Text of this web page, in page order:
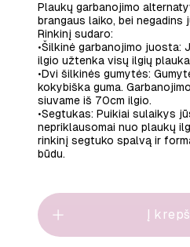
Plaukų garbanojimo
brangaus laiko, bei negadins
Rinkinį sudaro:
•Šilkinė garbanojimo juosta:
ilgio užtenka visų ilgių
•Dvi šilkinės gumytės:
kokybiška guma.
siuvame iš 70cm ilgio.
•Segtukas: Puikiai sulaikys
nepriklausomai nuo plaukų
rinkinį segtuko spalvą ir
būdu.
Į